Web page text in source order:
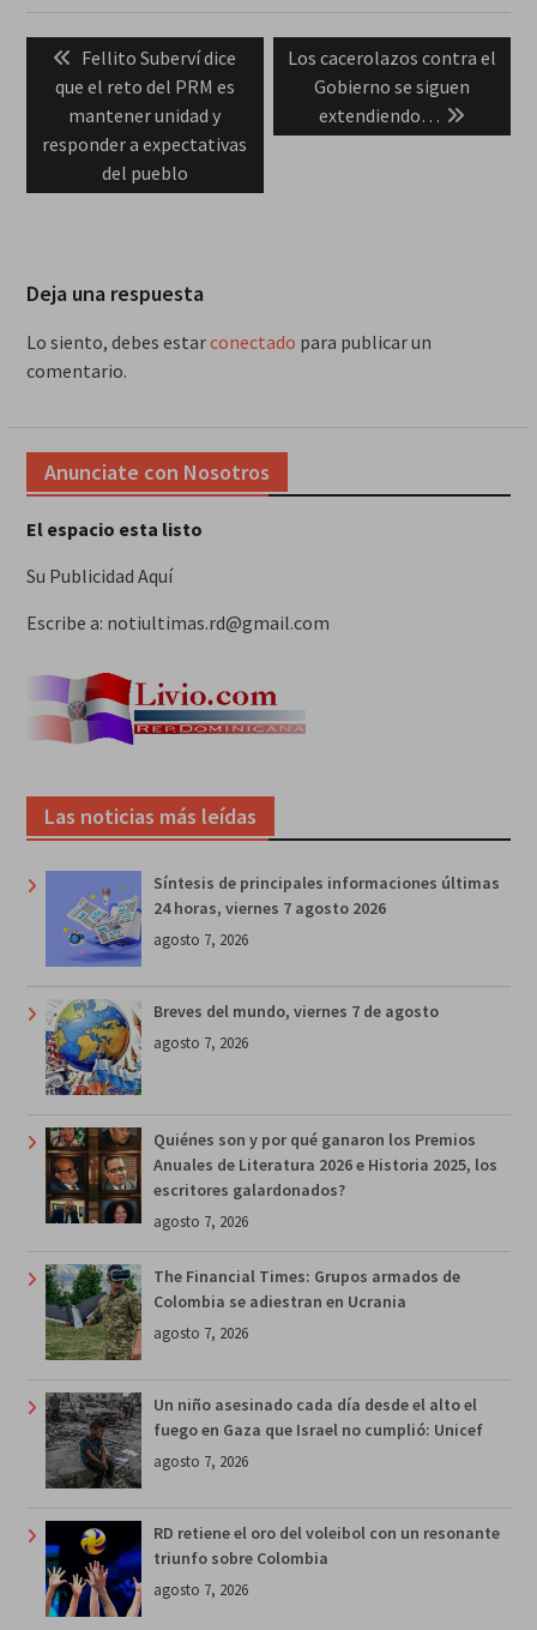
Navegación
entradas
Previous
post:
Fellito Suberví dice
que el reto del PRM es
mantener unidad y
responder a expectativas
del pueblo
Next
post:
Los cacerolazos contra el
Gobierno se siguen
extendiendo…
Deja una respuesta
Lo siento, debes estarconectado para publicar un
comentario.
Anunciate con Nosotros
El espacio esta listo
Su Publicidad Aquí
Escribe a: notiultimas.rd@gmail.com
Las noticias más leídas
Síntesis de principales informaciones últimas
24 horas, viernes 7 agosto 2026
agosto 7, 2026
Breves del mundo, viernes 7 de agosto
agosto 7, 2026
Quiénes son y por qué ganaron los Premios
Anuales de Literatura 2026 e Historia 2025, los
escritores galardonados?
agosto 7, 2026
The Financial Times: Grupos armados de
Colombia se adiestran en Ucrania
agosto 7, 2026
Un niño asesinado cada día desde el alto el
fuego en Gaza que Israel no cumplió: Unicef
agosto 7, 2026
RD retiene el oro del voleibol con un resonante
triunfo sobre Colombia
agosto 7, 2026